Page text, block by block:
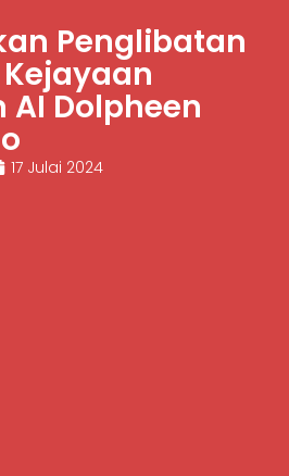
Penglibatan
Dolpheen
17 Julai 2024